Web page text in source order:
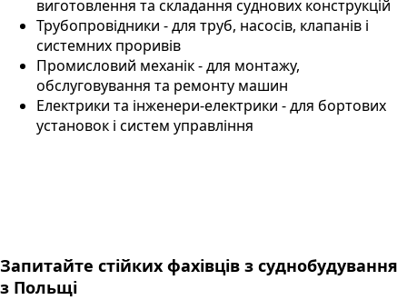
виготовлення та складання суднових конструкцій
Трубопровідники - для труб, насосів, клапанів і
системних проривів
Промисловий механік - для монтажу,
обслуговування та ремонту машин
Електрики та інженери-електрики - для бортових
установок і систем управління
Запитайте стійких фахівців з суднобудування
з Польщі